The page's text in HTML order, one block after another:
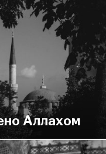
Аллахом